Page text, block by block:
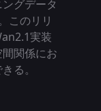
グデータ
このリリ
実装
関係にお
る。